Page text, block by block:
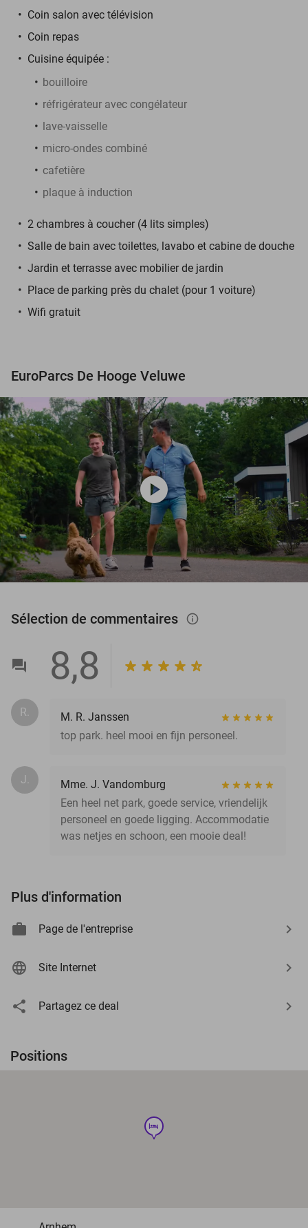
Coin salon avec télévision
Coin repas
Cuisine équipée :
bouilloire
réfrigérateur avec congélateur
lave-vaisselle
micro-ondes combiné
cafetière
plaque à induction
2 chambres à coucher (4 lits simples)
Salle de bain avec toilettes, lavabo et cabine de douche
Jardin et terrasse avec mobilier de jardin
Place de parking près du chalet (pour 1 voiture)
Wifi gratuit
EuroParcs De Hooge Veluwe
play_circle
Sélection de commentaires info_outlined
8,8
R.
M. R. Janssen
top park. heel mooi en fijn personeel.
J.
Mme. J. Vandomburg
Een heel net park, goede service, vriendelijk
personeel en goede ligging. Accommodatie
was netjes en schoon, een mooie deal!
Plus d'information
Page de l'entreprise
Site Internet
Partagez ce deal
Positions
hotel